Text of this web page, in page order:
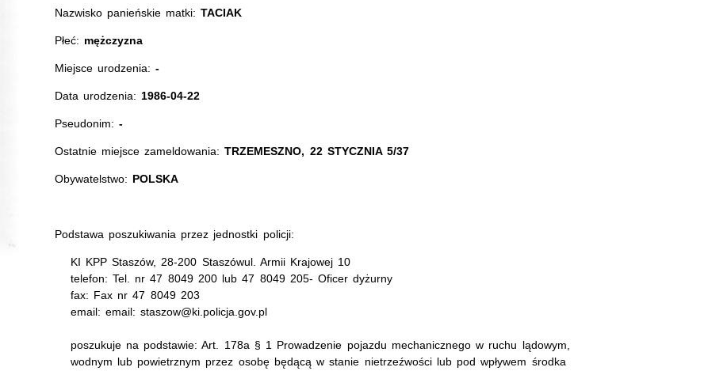
Nazwisko panieńskie matki:TACIAK
Płeć: mężczyzna
Miejsce urodzenia:-
Data urodzenia: 1986-04-22
Pseudonim: -
Ostatnie miejsce zameldowania:TRZEMESZNO, 22 STYCZNIA 5/37
Obywatelstwo: POLSKA
Podstawa poszukiwania przez jednostki policji:
KI KPP Staszów, 28-200 Staszówul. Armii Krajowej 10
telefon: Tel. nr 47 8049 200 lub 47 8049 205- Oficer dyżurny
fax: Fax nr 47 8049 203
email: email: staszow@ki.policja.gov.pl
poszukuje na podstawie: Art. 178a § 1 Prowadzenie pojazdu mechanicznego w ruchu lądowym,
wodnym lub powietrznym przez osobę będącą w stanie nietrzeźwości lub pod wpływem środka